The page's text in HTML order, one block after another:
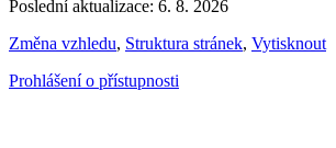
Poslední aktualizace: 6. 8. 2026
Změna vzhledu, Struktura stránek, Vytisknout
Prohlášení o přístupnosti